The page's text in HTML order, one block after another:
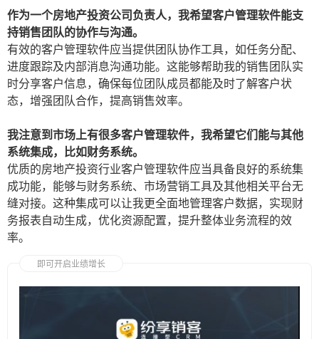
作为一个房地产投资公司负责人，我希望客户管理软件能支
持销售团队的协作与沟通。
有效的客户管理软件应当提供团队协作工具，如任务分配、
进度跟踪及内部消息沟通功能。这能够帮助我的销售团队实
时分享客户信息，确保每位团队成员都能及时了解客户状
态，增强团队合作，提高销售效率。
我注意到市场上有很多客户管理软件，我希望它们能与其他
系统集成，比如财务系统。
优质的房地产投资行业客户管理软件应当具备良好的系统集
成功能，能够与财务系统、市场营销工具及其他相关平台无
缝对接。这种集成可以让我更全面地管理客户数据，实现财
务报表自动生成，优化资源配置，提升整体业务流程的效
率。
即可开启业绩增长